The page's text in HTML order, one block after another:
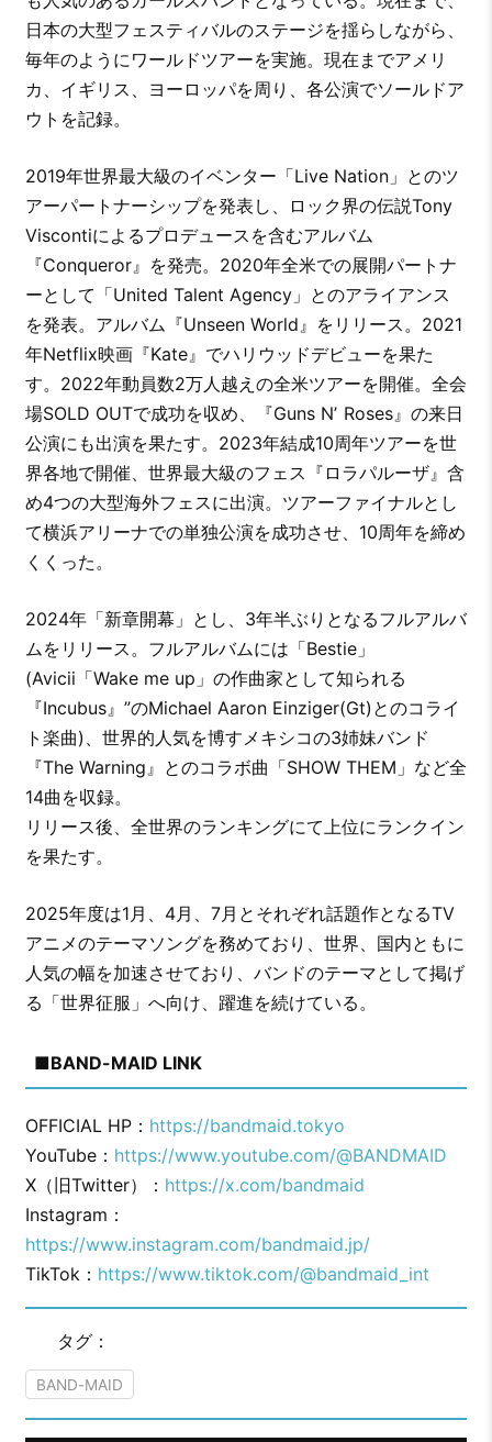
日本の大型フェスティバルのステージを揺らしながら、
毎年のようにワールドツアーを実施。現在までアメリ
カ、イギリス、ヨーロッパを周り、各公演でソールドア
ウトを記録。
2019年世界最大級のイベンター「Live Nation」とのツ
アーパートナーシップを発表し、ロック界の伝説Tony
Viscontiによるプロデュースを含むアルバム
『Conqueror』を発売。2020年全米での展開パートナ
ーとして「United Talent Agency」とのアライアンス
を発表。アルバム『Unseen World』をリリース。2021
年Netflix映画『Kate』でハリウッドデビューを果た
す。2022年動員数2万人越えの全米ツアーを開催。全会
場SOLD OUTで成功を収め、『Guns Nʼ Roses』の来日
公演にも出演を果たす。2023年結成10周年ツアーを世
界各地で開催、世界最大級のフェス『ロラパルーザ』含
め4つの大型海外フェスに出演。ツアーファイナルとし
て横浜アリーナでの単独公演を成功させ、10周年を締め
くくった。
2024年「新章開幕」とし、3年半ぶりとなるフルアルバ
ムをリリース。フルアルバムには「Bestie」
(Avicii「Wake me up」の作曲家として知られる
『Incubus』”のMichael Aaron Einziger(Gt)とのコライ
ト楽曲)、世界的人気を博すメキシコの3姉妹バンド
『The Warning』とのコラボ曲「SHOW THEM」など全
14曲を収録。
リリース後、全世界のランキングにて上位にランクイン
を果たす。
2025年度は1月、4月、7月とそれぞれ話題作となるTV
アニメのテーマソングを務めており、世界、国内ともに
人気の幅を加速させており、バンドのテーマとして掲げ
る「世界征服」へ向け、躍進を続けている。
■BAND-MAID LINK
OFFICIAL HP： https://bandmaid.tokyo
YouTube： https://www.youtube.com/@BANDMAID
X（旧Twitter）： https://x.com/bandmaid
Instagram：
https://www.instagram.com/bandmaid.jp/
TikTok： https://www.tiktok.com/@bandmaid_int
タグ：
BAND-MAID